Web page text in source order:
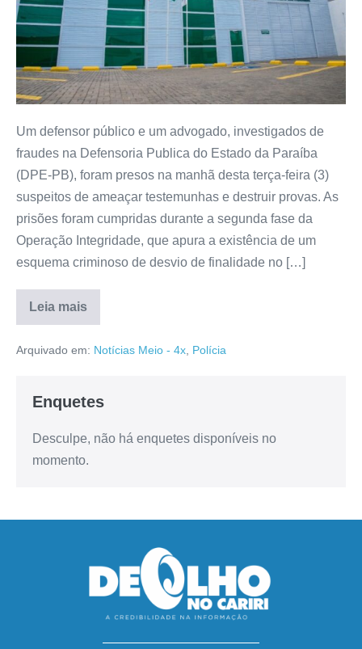
Um defensor público e um advogado, investigados de
fraudes na Defensoria Publica do Estado da Paraíba
(DPE-PB), foram presos na manhã desta terça-feira (3)
suspeitos de ameaçar testemunhas e destruir provas. As
prisões foram cumpridas durante a segunda fase da
Operação Integridade, que apura a existência de um
esquema criminoso de desvio de finalidade no […]
Leia mais
Arquivado em: Notícias Meio - 4x Polícia
Enquetes
Desculpe, não há enquetes disponíveis no
momento.